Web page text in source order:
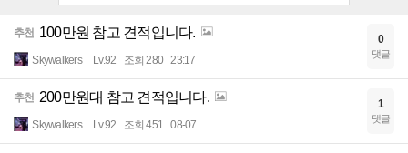
추천 100만원 참고 견적입니다.
Skywalkers Lv.92 조회 280 23:17
0
댓글
추천 200만원대 참고 견적입니다.
Skywalkers Lv.92 조회 451 08-07
1
댓글